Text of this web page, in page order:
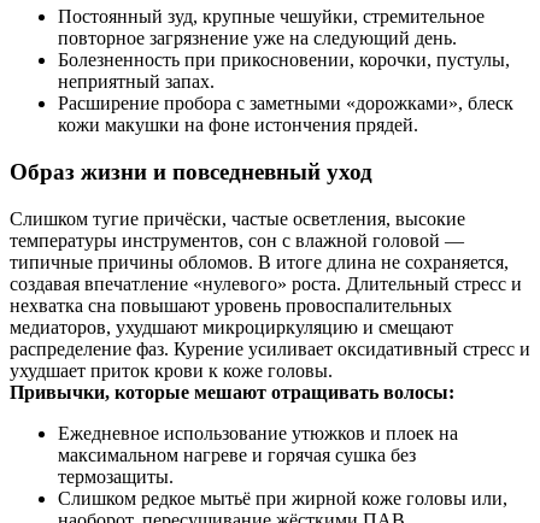
Постоянный зуд, крупные чешуйки, стремительное
повторное загрязнение уже на следующий день.
Болезненность при прикосновении, корочки, пустулы,
неприятный запах.
Расширение пробора с заметными «дорожками», блеск
кожи макушки на фоне истончения прядей.
Образ жизни и повседневный уход
Слишком тугие причёски, частые осветления, высокие
температуры инструментов, сон с влажной головой —
типичные причины обломов. В итоге длина не сохраняется,
создавая впечатление «нулевого» роста. Длительный стресс и
нехватка сна повышают уровень провоспалительных
медиаторов, ухудшают микроциркуляцию и смещают
распределение фаз. Курение усиливает оксидативный стресс и
ухудшает приток крови к коже головы.
Привычки, которые мешают отращивать волосы:
Ежедневное использование утюжков и плоек на
максимальном нагреве и горячая сушка без
термозащиты.
Слишком редкое мытьё при жирной коже головы или,